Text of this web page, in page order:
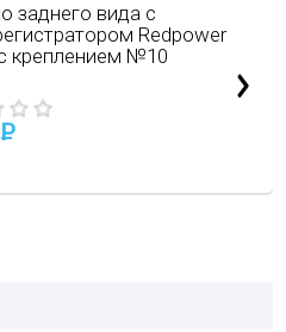
заднего вида с
Redpower
креплением №10
P